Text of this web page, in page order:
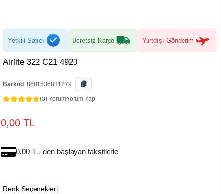
Yetkili Satıcı Ücretsiz Kargo Yurtdışı Gönderim
Airlite 322 C21 4920
Barkod : 8681636831279
(0) YorumYorum Yap
0,00 TL
0,00 TL 'den başlayan taksitlerle
Renk Seçenekleri: